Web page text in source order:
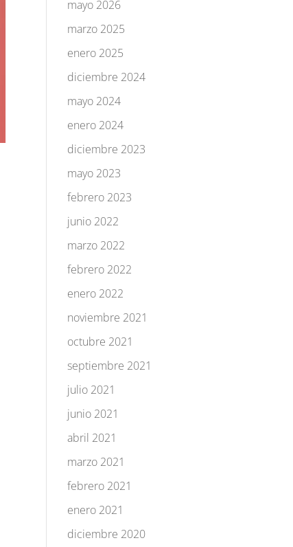
mayo 2026
marzo 2025
enero 2025
diciembre 2024
mayo 2024
enero 2024
diciembre 2023
mayo 2023
febrero 2023
junio 2022
marzo 2022
febrero 2022
enero 2022
noviembre 2021
octubre 2021
septiembre 2021
julio 2021
junio 2021
abril 2021
marzo 2021
febrero 2021
enero 2021
diciembre 2020